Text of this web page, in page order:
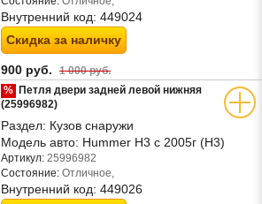
Внутренний код: 449024
Скидка за наличку
900 руб. 1 000 руб.
% Петля двери задней левой нижняя
(25996982)
Раздел: Кузов снаружи
Модель авто: Hummer H3 с 2005г (Н3)
Артикул: 25996982
Состояние: Отличное,
Внутренний код: 449026